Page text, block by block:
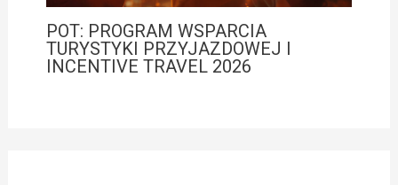
POT: PROGRAM WSPARCIA
TURYSTYKI PRZYJAZDOWEJ I
INCENTIVE TRAVEL 2026